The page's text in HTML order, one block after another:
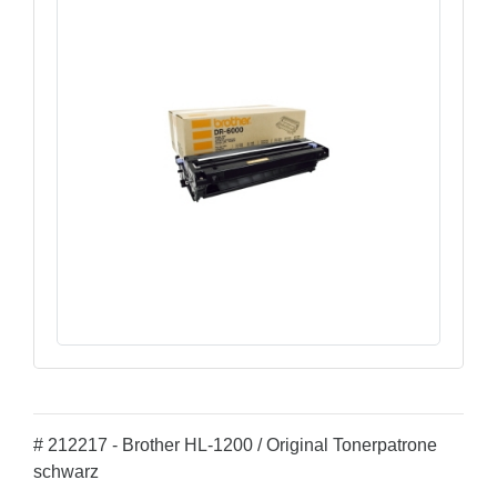
# 212217 - Brother HL-1200 / Original Tonerpatrone
schwarz